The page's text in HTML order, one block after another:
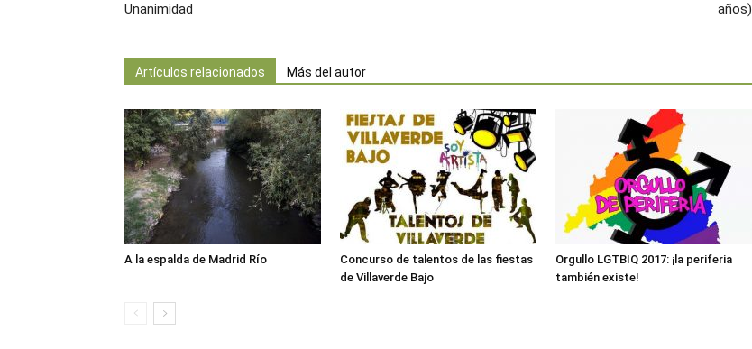
Unanimidad
años)
Artículos relacionados Más del autor
A la espalda de Madrid Río
Concurso de talentos de las fiestas
de Villaverde Bajo
Orgullo LGTBIQ 2017: ¡la periferia
también existe!